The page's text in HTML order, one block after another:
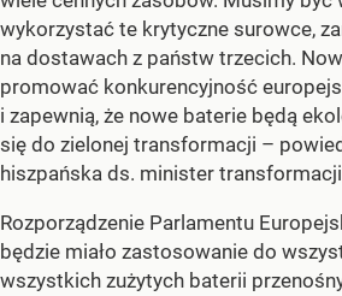
wykorzystać te krytyczne surowce,
na dostawach z państw trzecich.
promować konkurencyjność
i zapewnią, że nowe baterie będą
się do zielonej transformacji –
hiszpańska ds. minister
Rozporządzenie Parlamentu
będzie miało zastosowanie do
wszystkich zużytych baterii